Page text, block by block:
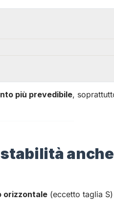
più prevedibile,
anche
orizzontale (eccetto taglia